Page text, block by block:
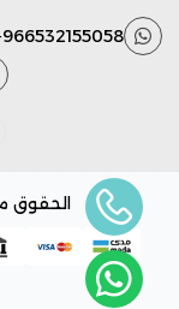
الحقوق